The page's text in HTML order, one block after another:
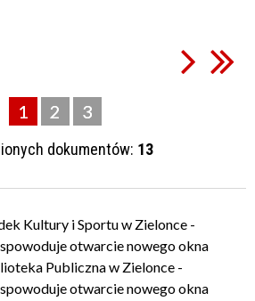
1 2 3
dokumentów: 13